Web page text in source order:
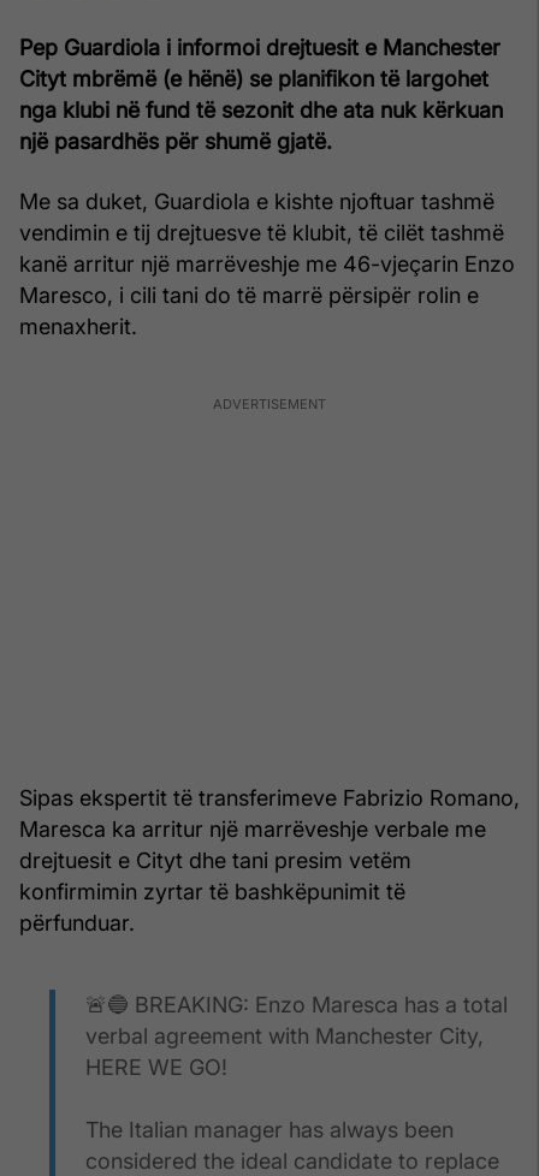
Pep Guardiola i informoi drejtuesit e Manchester
Cityt mbrëmë (e hënë) se planifikon të largohet
nga klubi në fund të sezonit dhe ata nuk kërkuan
një pasardhës për shumë gjatë.
Me sa duket, Guardiola e kishte njoftuar tashmë
vendimin e tij drejtuesve të klubit, të cilët tashmë
kanë arritur një marrëveshje me 46-vjeçarin Enzo
Maresco, i cili tani do të marrë përsipër rolin e
menaxherit.
Sipas ekspertit të transferimeve Fabrizio Romano,
Maresca ka arritur një marrëveshje verbale me
drejtuesit e Cityt dhe tani presim vetëm
konfirmimin zyrtar të bashkëpunimit të
përfunduar.
🚨🔵 BREAKING: Enzo Maresca has a total
verbal agreement with Manchester City,
HERE WE GO!
The Italian manager has always been
considered the ideal candidate to replace